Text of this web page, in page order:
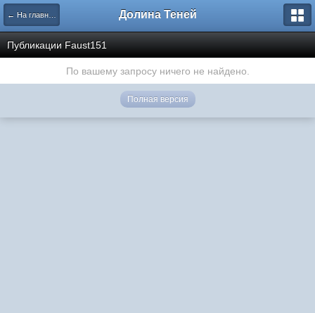
← На главную Долина Теней
Публикации Faust151
По вашему запросу ничего не найдено.
Полная версия